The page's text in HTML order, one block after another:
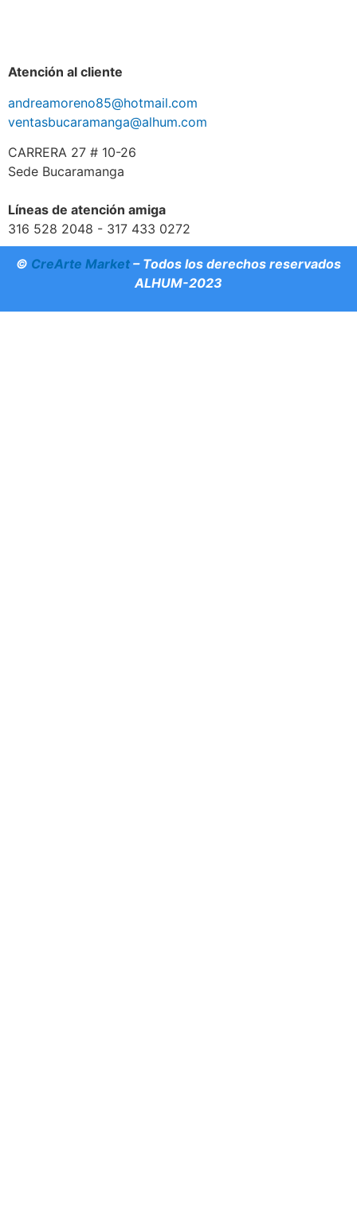
Atención al cliente
andreamoreno85@hotmail.com
ventasbucaramanga@alhum.com
CARRERA 27 # 10-26
Sede Bucaramanga
Líneas de atención amiga
316 528 2048 - 317 433 0272
© CreArte Market – Todos los derechos reservados
ALHUM-2023